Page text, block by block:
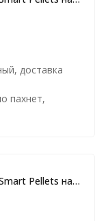
доставка
пахнет,
комок,
видно и
были
делать?
Cats Best Smart Pellets наполнитель древесный комкующийся для кошачьих туалетов - 20 л (10 кг)